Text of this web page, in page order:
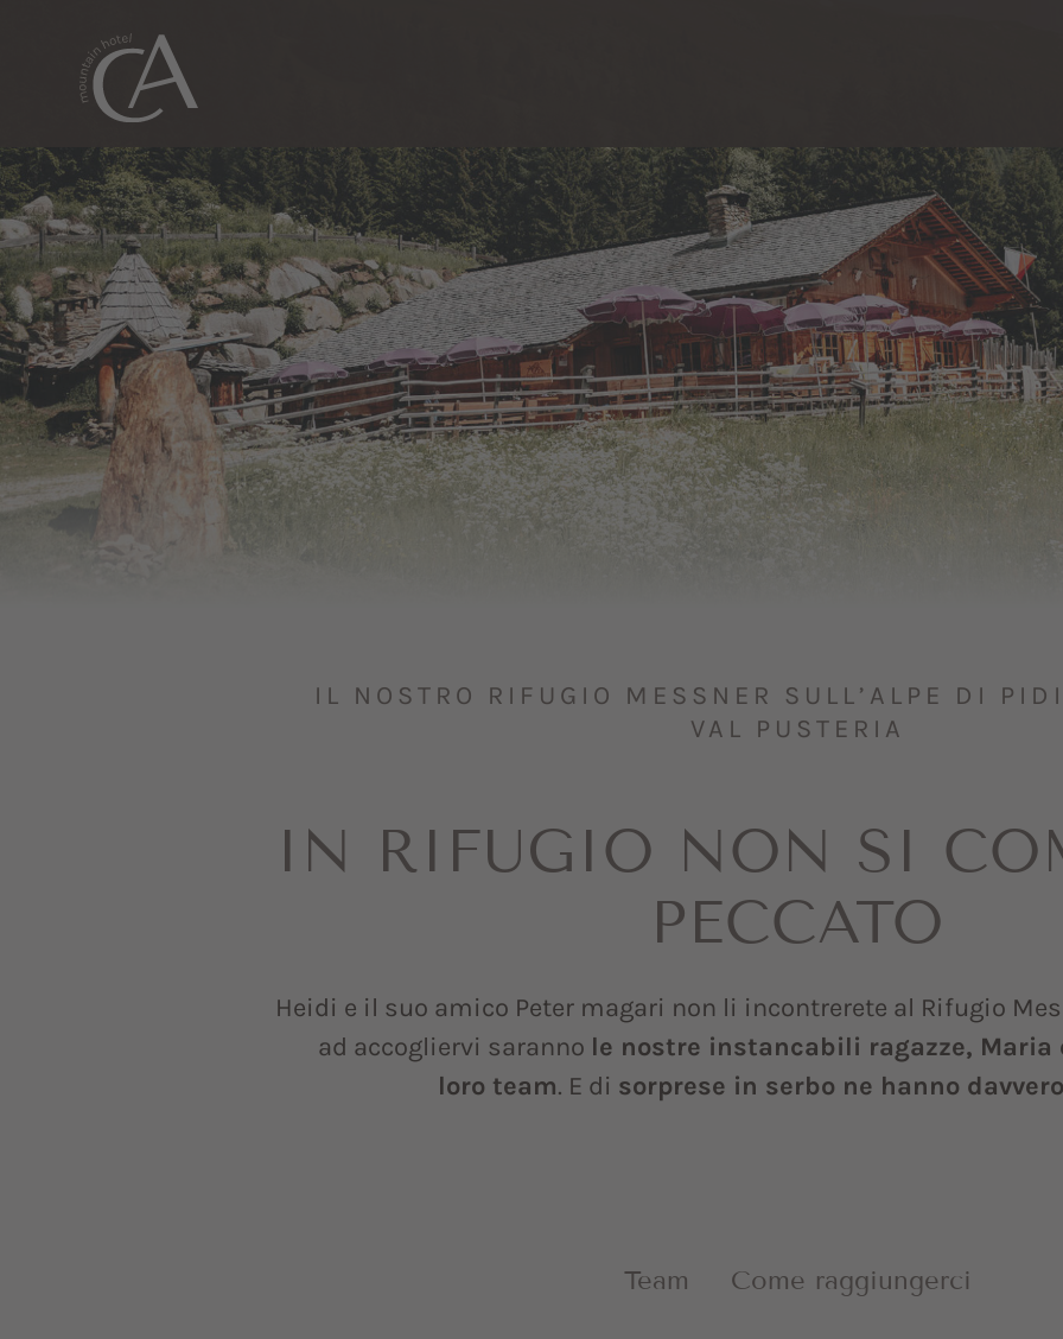
IL NOSTRO RIFUGIO MESSNER SULL’ALPE DI
VAL PUSTERIA
IN RIFUGIO NON SI
PECCATO
Heidi e il suo amico Peter magari non li incontrerete al Rifugio
ad accogliervi saranno le nostre instancabili ragazze,
loro team. E di sorprese in serbo ne hanno
Team Come raggiungerci